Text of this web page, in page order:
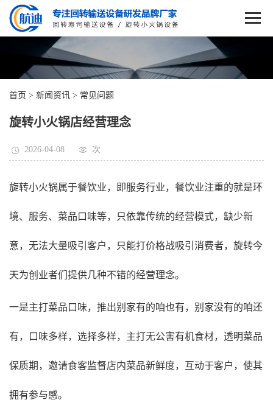
首页 > 新闻资讯 > 常见问题
旋转小火锅店经营理念
2026-04-08 次
旋转小火锅属于餐饮业，即服务行业，餐饮业注重的就是环
境、服务、菜品口味等，只依靠传统的经营模式，缺少新
意，无法大量吸引客户，只能打价格战吸引消费者，旋转今
天为创业者们提供几种不错的经营理念。
一是主打菜品口味，推出别家有的咱也有，别家没有的咱还
有，口味多样，选择多样，主打无公害有机食材，透明菜品
保质期，邀请食客监督店内菜品新鲜度，互动于客户，使其
拥有参与感。